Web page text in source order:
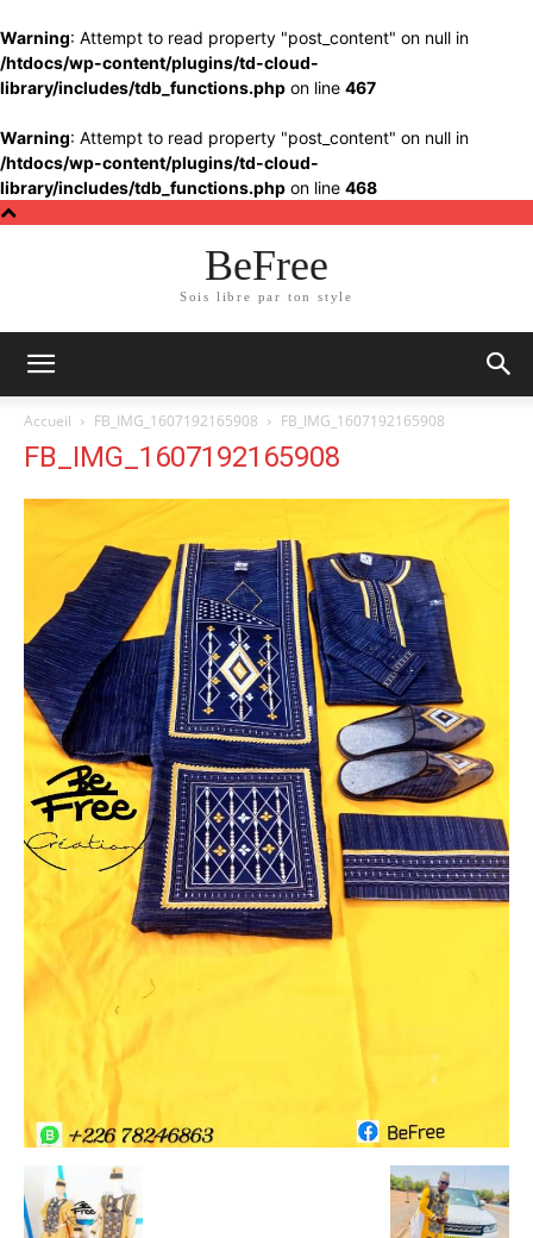
Warning: Attempt to read property "post_content" on null in
/htdocs/wp-content/plugins/td-cloud-
library/includes/tdb_functions.php on line 467
Warning: Attempt to read property "post_content" on null in
/htdocs/wp-content/plugins/td-cloud-
library/includes/tdb_functions.php on line 468
BeFree
Sois libre par ton style
Accueil FB_IMG_1607192165908 FB_IMG_1607192165908
FB_IMG_1607192165908